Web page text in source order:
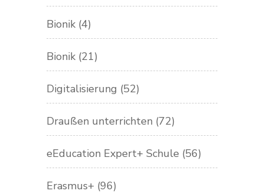
Bionik (4)
Bionik (21)
Digitalisierung (52)
Draußen unterrichten (72)
eEducation Expert+ Schule (56)
Erasmus+ (96)